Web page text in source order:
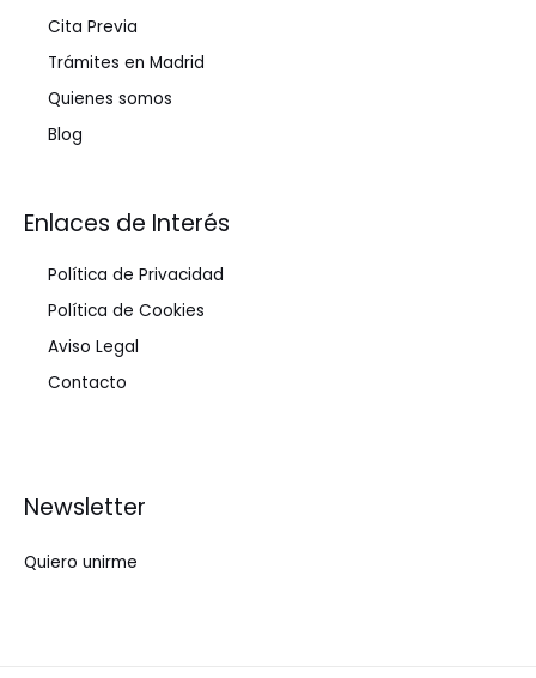
Cita Previa
Trámites en Madrid
Quienes somos
Blog
Enlaces de Interés
Política de Privacidad
Política de Cookies
Aviso Legal
Contacto
Newsletter
Quiero unirme